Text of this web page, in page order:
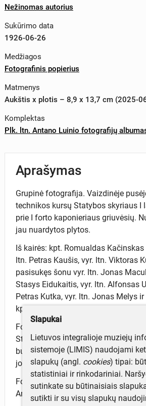
Nežinomas autorius
Sukūrimo data
1926-06-26
Medžiagos
Fotografinis popierius
Matmenys
Aukštis x plotis – 8,9 x 13,7 cm (2025-
Komplektas
Plk. ltn. Antano Luinio fotografijų
Aprašymas
Grupinė fotografija. Vaizdinėje
technikos kursų Statybos skyriaus I
prie I forto kaponieriaus griuvėsių.
jau nuardytos plytos.
Iš kairės: kpt. Romualdas
ltn. Petras Kaušis, vyr. ltn. Viktoras
pasisukęs šonu vyr. ltn. Jonas
Stasys Eidukaitis, vyr. ltn. Alfonsas
Petras Kutka, vyr. ltn. Jonas Melys
kpt. Antanas Novickis.
Fotografuota per Aukštųjų karo
Statybos skyriaus I laidos vasaros
buvo tiriama Kauno tvirtovė ir
jos fortų elementai.
Fotografija priklijuota į albumą, kuris
Antanui Luiniui.
Slapukai
Lietuvos integralioje muziejų
sistemoje (LIMIS) naudojami
slapukų (angl. cookies) tipai:
statistiniai ir rinkodariniai.
sutinkate su būtinaisiais
sutikti ir su visų slapukų